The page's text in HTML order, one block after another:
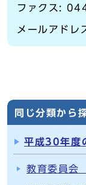
ファクス:
メールアドレ
同じ分類から
平成30年度
教育委員会